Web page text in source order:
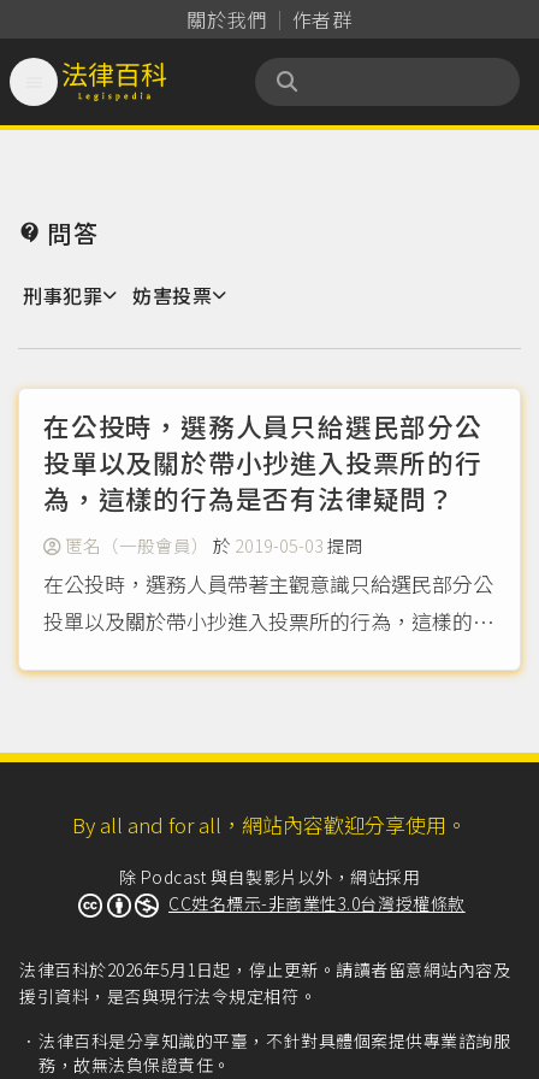
關於我們 作者群
法律百科 Legispedia
 問答
刑事犯罪 妨害投票
在公投時，選務人員只給選民部分公
投單以及關於帶小抄進入投票所的行
為，這樣的行為是否有法律疑問？
匿名（一般會員） 於 2019-05-03提問
在公投時，選務人員帶著主觀意識只給選民部分公
投單以及關於帶小抄進入投票所的行為，這樣的行
By all and for all，網站內容歡迎分享使用。
除 Podcast 與自製影片以外，網站採用
CC姓名標示-非商業性3.0台灣授權條款
法律百科於2026年5月1日起，停止更新。請讀者留意網站內容及
援引資料，是否與現行法令規定相符。
法律百科是分享知識的平臺，不針對具體個案提供專業諮詢服
務，故無法負保證責任。